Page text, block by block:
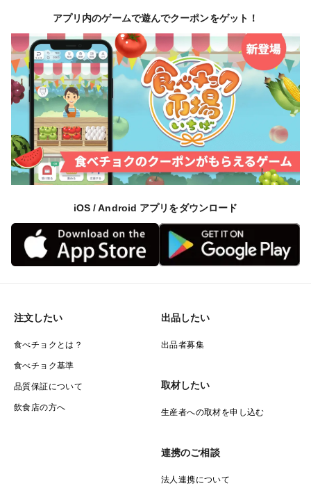
アプリ内のゲームで遊んでクーポンをゲット！
iOS / Android アプリをダウンロード
注文したい
食べチョクとは？
食べチョク基準
品質保証について
飲食店の方へ
出品したい
出品者募集
取材したい
生産者への取材を申し込む
連携のご相談
法人連携について